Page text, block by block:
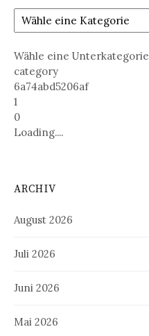
Wähle eine Unterkategorie
category
6a74abd5206af
1
0
Loading....
ARCHIV
August 2026
Juli 2026
Juni 2026
Mai 2026